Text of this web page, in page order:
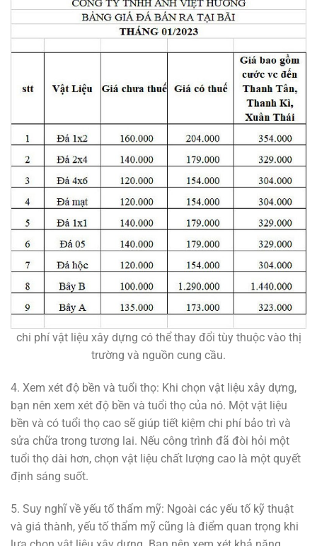
chi phí vật liệu xây dựng có thể thay đổi tùy thuộc vào thị
trường và nguồn cung cầu.
4. Xem xét độ bền và tuổi thọ: Khi chọn vật liệu xây dựng,
bạn nên xem xét độ bền và tuổi thọ của nó. Một vật liệu
bền và có tuổi thọ cao sẽ giúp tiết kiệm chi phí bảo trì và
sửa chữa trong tương lai. Nếu công trình đã đòi hỏi một
tuổi thọ dài hơn, chọn vật liệu chất lượng cao là một quyết
định sáng suốt.
5. Suy nghĩ về yếu tố thẩm mỹ: Ngoài các yếu tố kỹ thuật
và giá thành, yếu tố thẩm mỹ cũng là điểm quan trọng khi